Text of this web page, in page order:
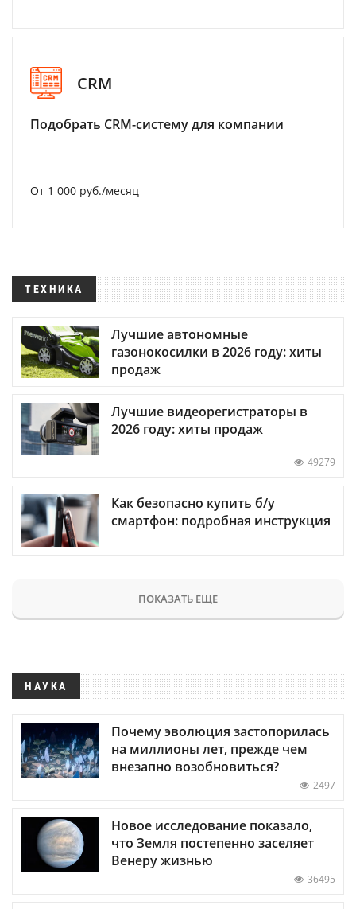
CRM
Подобрать CRM-систему для компании
От 1 000 руб./месяц
ТЕХНИКА
Лучшие автономные
газонокосилки в 2026 году: хиты
продаж
Лучшие видеорегистраторы в
2026 году: хиты продаж
49279
Как безопасно купить б/у
смартфон: подробная инструкция
ПОКАЗАТЬ ЕЩЕ
НАУКА
Почему эволюция застопорилась
на миллионы лет, прежде чем
внезапно возобновиться?
2497
Новое исследование показало,
что Земля постепенно заселяет
Венеру жизнью
36495